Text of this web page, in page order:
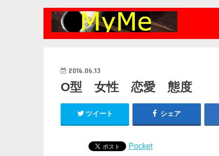
2016.06.13
O型 女性 恋愛 態度
ツイート シェア
Pocket